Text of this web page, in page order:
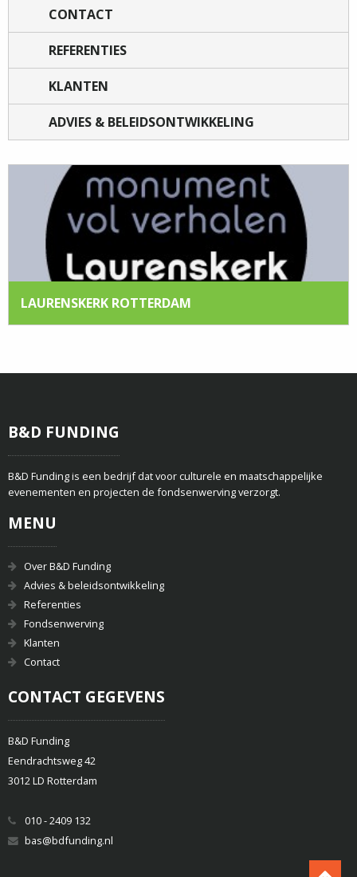
CONTACT
REFERENTIES
KLANTEN
ADVIES & BELEIDSONTWIKKELING
LAURENSKERK ROTTERDAM
B&D FUNDING
B&D Funding is een bedrijf dat voor culturele en maatschappelijke
evenementen en projecten de fondsenwerving verzorgt.
MENU
Over B&D Funding
Advies & beleidsontwikkeling
Referenties
Fondsenwerving
Klanten
Contact
CONTACT GEGEVENS
B&D Funding
Eendrachtsweg 42
3012 LD Rotterdam
010 - 2409 132
bas@bdfunding.nl